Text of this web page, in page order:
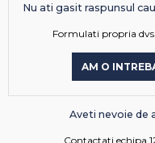
Nu ati gasit raspunsul
Formulati propria
AM O
Aveti nevoie de
Contactati echipa